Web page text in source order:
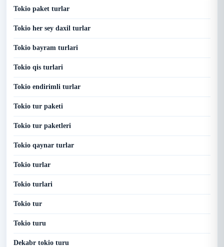
Tokio paket turlar
Tokio her sey daxil turlar
Tokio bayram turlari
Tokio qis turlari
Tokio endirimli turlar
Tokio tur paketi
Tokio tur paketleri
Tokio qaynar turlar
Tokio turlar
Tokio turlari
Tokio tur
Tokio turu
Dekabr tokio turu